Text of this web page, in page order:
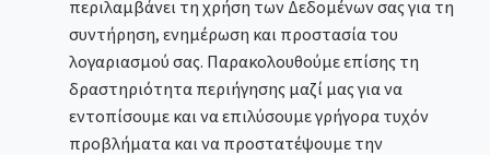
περιλαμβάνει τη χρήση των Δεδομένων σας για τη
συντήρηση, ενημέρωση και προστασία του
λογαριασμού σας. Παρακολουθούμε επίσης τη
δραστηριότητα περιήγησης μαζί μας για να
εντοπίσουμε και να επιλύσουμε γρήγορα τυχόν
προβλήματα και να προστατέψουμε την